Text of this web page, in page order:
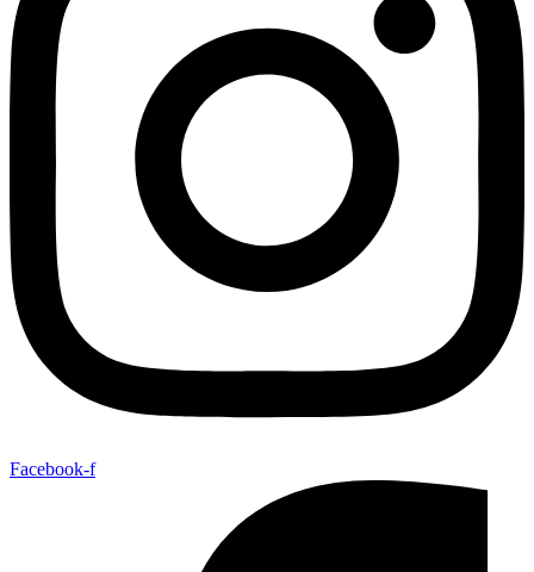
Facebook-f